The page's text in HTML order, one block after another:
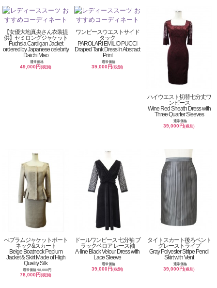
【女優大地真央さん衣装提
供】セミロングジャケット
Fuchsia Cardigan Jacket
ordered by Japanese celebrity
Daichi Mao
通常価格
49,000円(税別)
ワンピースウエストサイド
タック
PAROLARI EMILIO PUCCI
Draped Tank Dress In Abstract
Print
通常価格
39,000円(税別)
ハイウエスト切替七分丈ワ
ンピース
Wine Red Sheath Dress with
Three Quarter Sleeves
通常価格
39,000円(税別)
ぺプラムジャケットボート
ネック&スカート
Beige Boatneck Peplum
Jacket & Skirt Made of High
Quality Silk
通常価格 98,000円
78,000円(税別)
ドールワンピース 七分袖 ブ
ラックベロア レース袖
A-line Black Velour Dress with
Lace Sleeve
通常価格
39,000円(税別)
タイトスカート後ろベント
グレーストライプ
Gray Polyester Stripe Pencil
Skirt with Vent
通常価格
39,000円(税別)